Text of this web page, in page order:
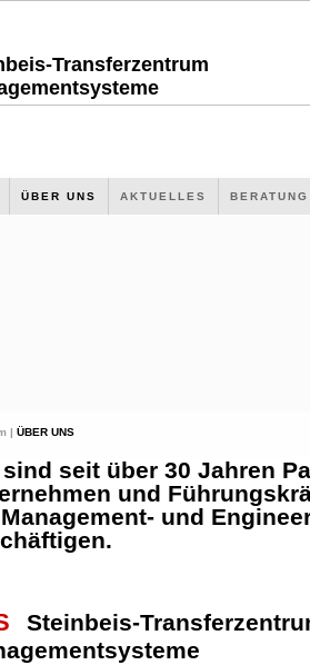
Transferzentrum
ÜBER UNS AKTUELLES
| ÜBER UNS
seit über 30 Jahren
und
und
Steinbeis-